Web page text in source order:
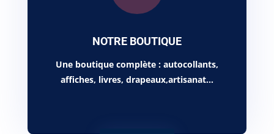
NOTRE BOUTIQUE
Une boutique complète : autocollants,
affiches, livres, drapeaux,artisanat…